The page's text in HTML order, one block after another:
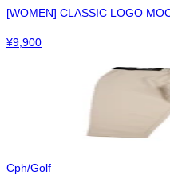
[WOMEN] CLASSIC LOGO
¥9,900
Cph/Golf